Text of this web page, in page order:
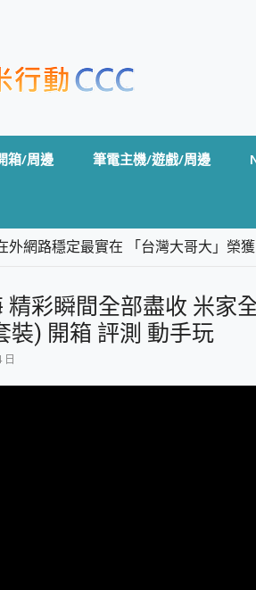
箱/周邊 筆電主機/遊戲/周邊
外網路穩定最實在 「台灣大哥大」榮
上的 XBOX和掌機設計的 FireCuda
攝影機在這裡，100%全無線設計
超超持久 MSI 微星 Prestige 14 AI+
、耐用 AI 街拍機~ realme 16 Pro 開箱
人超想擁有 moto pad 60 系列 與
復模糊影片、舊照的 AI 好幫手!
才做選擇 投影機 RGB藍牙音響 氛圍
吸晴~ 給您絕佳操控體驗 GravaStar
精彩瞬間全部盡收 米家
裝) 開箱 評測 動手玩
日